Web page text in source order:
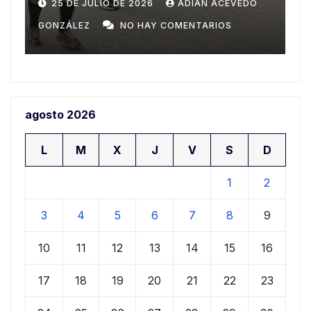
20 DE JULIO DE 2026 ADIAN ACEVEDO
GONZÁLEZ NO HAY COMENTARIOS
agosto 2026
L M X J V S D
1 2
3 4 5 6 7 8 9
10 11 12 13 14 15 16
17 18 19 20 21 22 23